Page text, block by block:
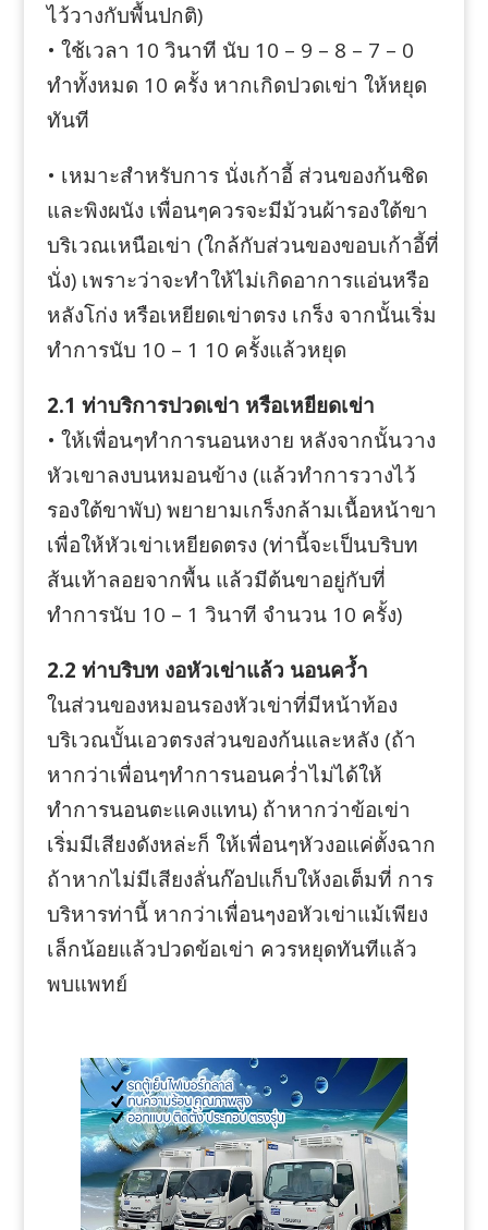
ไว้วางกับพื้นปกติ)
• ใช้เวลา 10 วินาที นับ 10 – 9 – 8 – 7 – 0
ทำทั้งหมด 10 ครั้ง หากเกิดปวดเข่า ให้หยุด
ทันที
• เหมาะสำหรับการ นั่งเก้าอี้ ส่วนของก้นชิด
และพิงผนัง เพื่อนๆควรจะมีม้วนผ้ารองใต้ขา
บริเวณเหนือเข่า (ใกล้กับส่วนของขอบเก้าอี้ที่
นั่ง) เพราะว่าจะทำให้ไม่เกิดอาการแอ่นหรือ
หลังโก่ง หรือเหยียดเข่าตรง เกร็ง จากนั้นเริ่ม
ทำการนับ 10 – 1 10 ครั้งแล้วหยุด
2.1 ท่าบริการปวดเข่า หรือเหยียดเข่า
• ให้เพื่อนๆทำการนอนหงาย หลังจากนั้นวาง
หัวเขาลงบนหมอนข้าง (แล้วทำการวางไว้
รองใต้ขาพับ) พยายามเกร็งกล้ามเนื้อหน้าขา
เพื่อให้หัวเข่าเหยียดตรง (ท่านี้จะเป็นบริบท
ส้นเท้าลอยจากพื้น แล้วมีต้นขาอยู่กับที่
ทำการนับ 10 – 1 วินาที จำนวน 10 ครั้ง)
2.2 ท่าบริบท งอหัวเข่าแล้ว นอนคว้ำ
ในส่วนของหมอนรองหัวเข่าที่มีหน้าท้อง
บริเวณบั้นเอวตรงส่วนของก้นและหลัง (ถ้า
หากว่าเพื่อนๆทำการนอนคว่ำไม่ได้ให้
ทำการนอนตะแคงแทน) ถ้าหากว่าข้อเข่า
เริ่มมีเสียงดังหล่ะก็ ให้เพื่อนๆหัวงอแค่ตั้งฉาก
ถ้าหากไม่มีเสียงลั่นก๊อปแก็บให้งอเต็มที่ การ
บริหารท่านี้ หากว่าเพื่อนๆงอหัวเข่าแม้เพียง
เล็กน้อยแล้วปวดข้อเข่า ควรหยุดทันทีแล้ว
พบแพทย์